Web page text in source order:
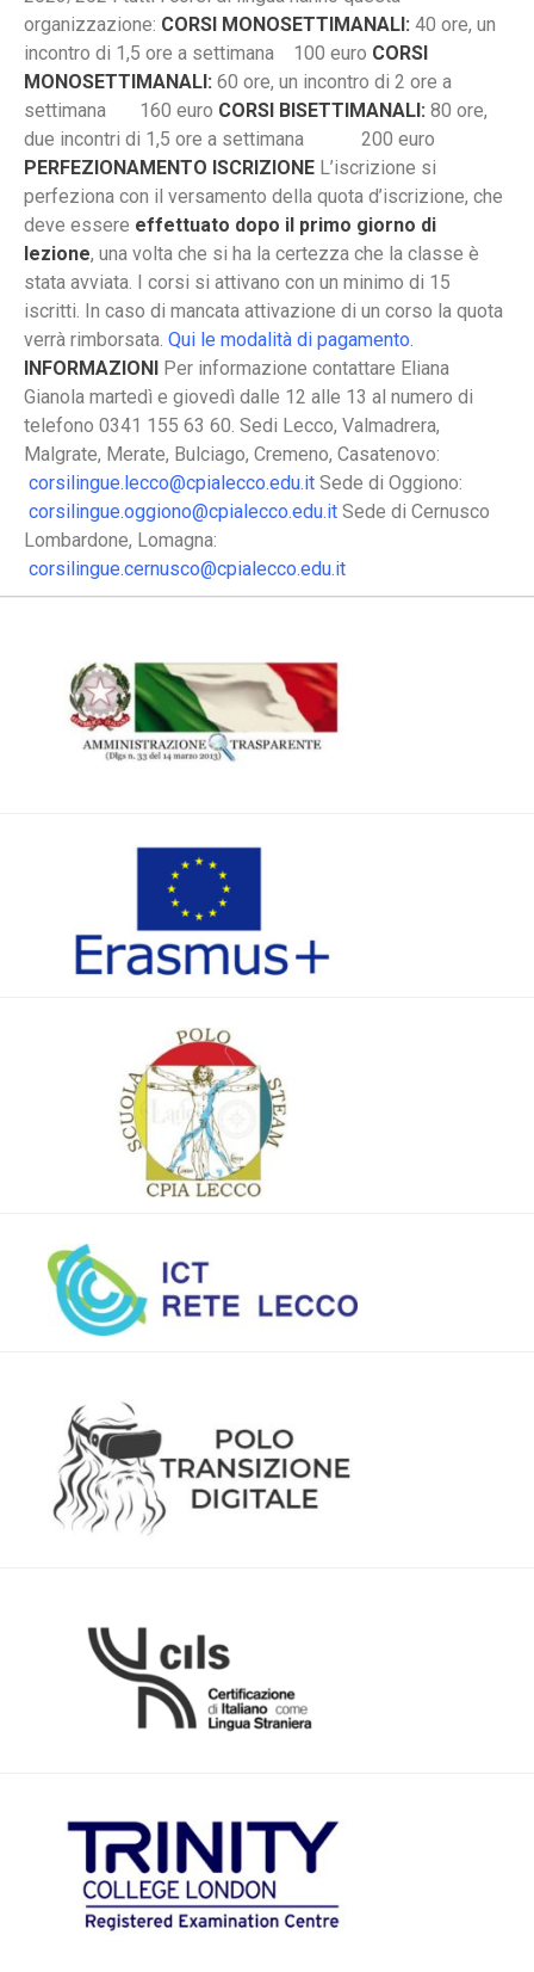
organizzazione: CORSI MONOSETTIMANALI: 40 ore, un
incontro di 1,5 ore a settimana 100 euro CORSI
MONOSETTIMANALI: 60 ore, un incontro di 2 ore a
settimana 160 euro CORSI BISETTIMANALI: 80 ore,
due incontri di 1,5 ore a settimana 200 euro
PERFEZIONAMENTO ISCRIZIONE L’iscrizione si
perfeziona con il versamento della quota d’iscrizione, che
deve essere effettuato dopo il primo giorno di
lezione, una volta che si ha la certezza che la classe è
stata avviata. I corsi si attivano con un minimo di 15
iscritti. In caso di mancata attivazione di un corso la quota
verrà rimborsata. Qui le modalità di pagamento.
INFORMAZIONI
Per informazione contattare Eliana
Gianola martedì e giovedì dalle 12 alle 13 al numero di
telefono 0341 155 63 60. Sedi Lecco, Valmadrera,
Malgrate, Merate, Bulciago, Cremeno, Casatenovo:
corsilingue.lecco@cpialecco.edu.it Sede di Oggiono:
corsilingue.oggiono@cpialecco.edu.it Sede di Cernusco
Lombardone, Lomagna:
corsilingue.cernusco@cpialecco.edu.it